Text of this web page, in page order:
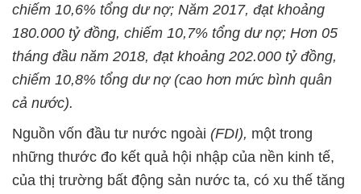
chiếm 10,6% tổng dư nợ; Năm 2017, đạt khoảng
180.000 tỷ đồng, chiếm 10,7% tổng dư nợ; Hơn 05
tháng đầu năm 2018, đạt khoảng 202.000 tỷ đồng,
chiếm 10,8% tổng dư nợ (cao hơn mức bình quân
cả nước).
Nguồn vốn đầu tư nước ngoài (FDI), một trong
những thước đo kết quả hội nhập của nền kinh tế,
của thị trường bất động sản nước ta, có xu thế tăng